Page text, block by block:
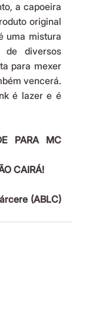
a capoeira
original
uma mistura
de diversos
para mexer
vencerá.
é lazer e é
PARA MC
CAIRÁ!
(ABLC)